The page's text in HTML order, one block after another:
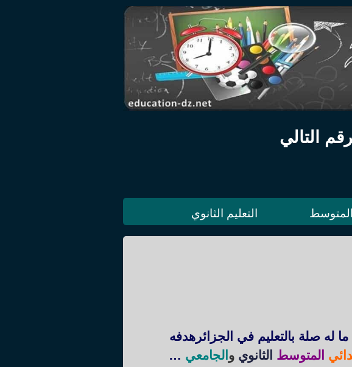
التالي
المتوسط التعليم الثانوي
له صلة بالتعليم في الجزائرهدفه
المتوسط الثانوي و الجامعي …